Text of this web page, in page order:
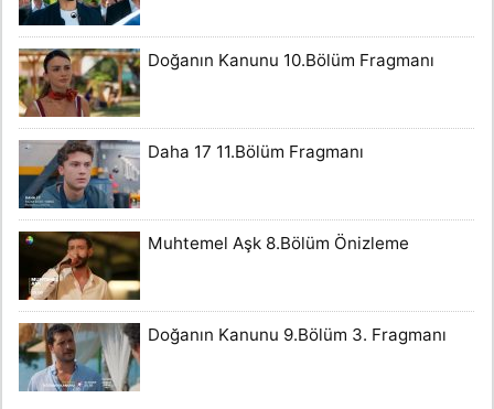
Doğanın Kanunu 10.Bölüm Fragmanı
Daha 17 11.Bölüm Fragmanı
Muhtemel Aşk 8.Bölüm Önizleme
Doğanın Kanunu 9.Bölüm 3. Fragmanı